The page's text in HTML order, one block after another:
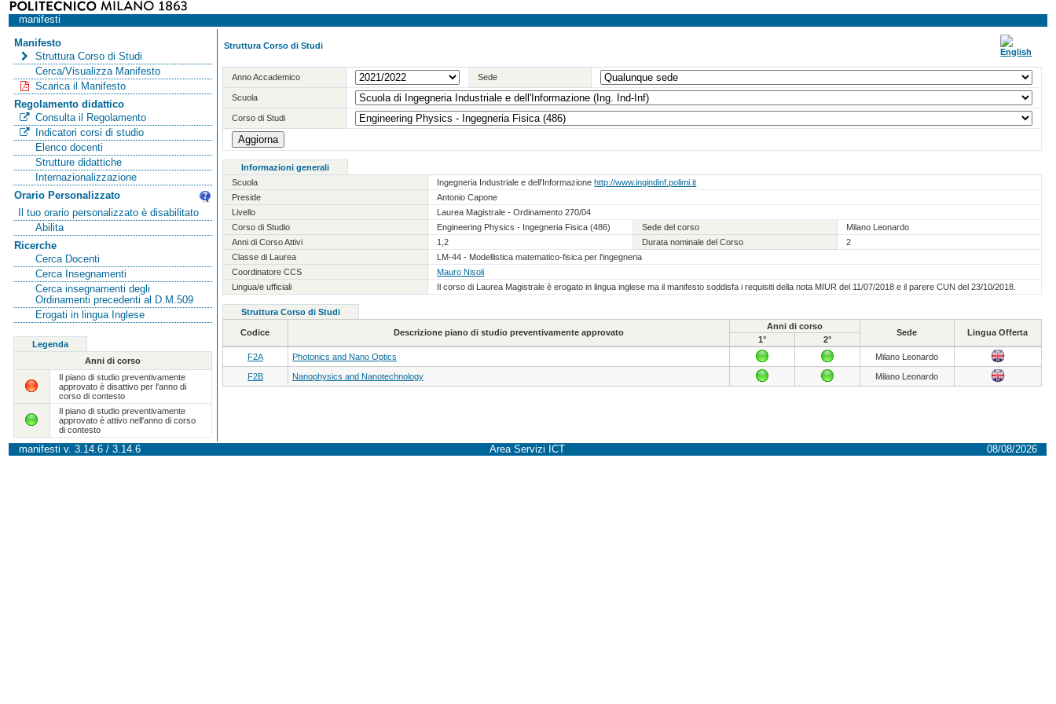
manifesti
Manifesto
Struttura Corso di Studi
Cerca/Visualizza Manifesto
Scarica il Manifesto
Regolamento didattico
Consulta il Regolamento
Indicatori corsi di studio
Elenco docenti
Strutture didattiche
Internazionalizzazione
Orario Personalizzato
Il tuo orario personalizzato è disabilitato
Abilita
Ricerche
Cerca Docenti
Cerca Insegnamenti
Cerca insegnamenti degli
Ordinamenti precedenti al D.M.509
Erogati in lingua Inglese
Legenda
Anni di corso
Il piano di studio preventivamente
approvato è disattivo per l'anno di
corso di contesto
Il piano di studio preventivamente
approvato è attivo nell'anno di corso
di contesto
Struttura Corso di Studi
Anno Accademico Sede
Scuola
Corso di Studi
Informazioni generali
Scuola
Ingegneria Industriale e dell'Informazionehttp://www.ingindinf.polimi.it
Preside
Antonio Capone
Livello
Laurea Magistrale - Ordinamento 270/04
Corso di Studio
Engineering Physics - Ingegneria Fisica (486) Sede del corso
Milano Leonardo
Anni di Corso Attivi
1,2 Durata nominale del Corso
2
Classe di Laurea
LM-44 - Modellistica matematico-fisica per l'ingegneria
Coordinatore CCS
Mauro Nisoli
Lingua/e ufficiali
Il corso di Laurea Magistrale è erogato in lingua inglese ma il manifesto soddisfa i requisiti della nota MIUR del 11/07/2018 e il parere CUN del 23/10/2018.
Struttura Corso di Studi
Codice Descrizione piano di studio preventivamente approvato
Anni di corso
Sede Lingua Offerta
1°
2°
F2A
Photonics and Nano Optics Milano Leonardo
F2B Nanophysics and Nanotechnology Milano Leonardo
manifesti v. 3.14.6 / 3.14.6 Area Servizi ICT 08/08/2026